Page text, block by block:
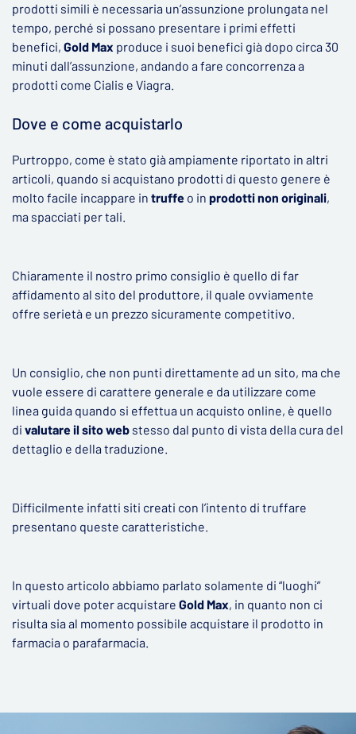
prodotti simili è necessaria un’assunzione prolungata nel
tempo, perché si possano presentare i primi effetti
benefici, Gold Max produce i suoi benefici già dopo circa 30
minuti dall’assunzione, andando a fare concorrenza a
prodotti come Cialis e Viagra.
Dove e come acquistarlo
Purtroppo, come è stato già ampiamente riportato in altri
articoli, quando si acquistano prodotti di questo genere è
molto facile incappare in truffe o in prodotti non originali,
ma spacciati per tali.
Chiaramente il nostro primo consiglio è quello di far
affidamento al sito del produttore, il quale ovviamente
offre serietà e un prezzo sicuramente competitivo.
Un consiglio, che non punti direttamente ad un sito, ma che
vuole essere di carattere generale e da utilizzare come
linea guida quando si effettua un acquisto online, è quello
di valutare il sito web stesso dal punto di vista della cura del
dettaglio e della traduzione.
Difficilmente infatti siti creati con l’intento di truffare
presentano queste caratteristiche.
In questo articolo abbiamo parlato solamente di “luoghi”
virtuali dove poter acquistare Gold Max, in quanto non ci
risulta sia al momento possibile acquistare il prodotto in
farmacia o parafarmacia.